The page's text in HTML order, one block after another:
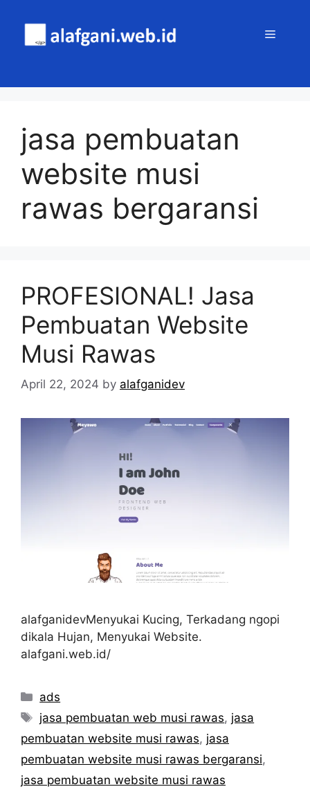
content
MENU
jasa pembuatan
website musi
rawas bergaransi
PROFESIONAL! Jasa
Pembuatan Website
Musi Rawas
April 22, 2024 by alafganidev
alafganidevMenyukai Kucing, Terkadang ngopi
dikala Hujan, Menyukai Website.
alafgani.web.id/
Categories
ads
Tags
jasa pembuatan web musi rawas, jasa
pembuatan website musi rawas, jasa
pembuatan website musi rawas bergaransi,
jasa pembuatan website musi rawas